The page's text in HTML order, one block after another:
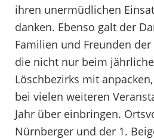
ihren unermüdlichen
danken. Ebenso galt der
Familien und Freunden
die nicht nur beim
Löschbezirks mit
bei vielen weiteren
Jahr über einbringen.
Nürnberger und der 1.